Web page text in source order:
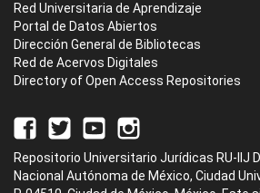
Red Universitaria de Aprendizaje
Portal de Datos Abiertos
Dirección General de Bibliotecas
Red de Acervos Digitales
Directory of Open Access Repositories
Repositorio Universitario Jurídicas RU-IIJ
Nacional Autónoma de México, Ciudad